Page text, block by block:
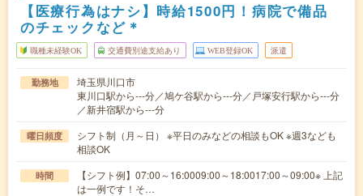
【医療行為はナシ】時給1500円！病院で備品
のチェックなど＊
職種未経験OK 交通費別途支給あり WEB登録OK 派遣
勤務地
埼玉県川口市
東川口駅から---分／鳩ケ谷駅から---分／戸塚安行駅から---分
／新井宿駅から---分
曜日頻度
シフト制（月～日） ※平日のみなどの相談もOK ※週3なども
相談OK
時間
【シフト例】07:00～16:0009:00～18:0017:00～09:00※ 上記
は一例です！そ…